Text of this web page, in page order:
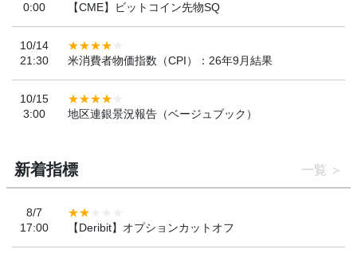
0:00
【CME】ビットコイン先物SQ
10/14
21:30
米消費者物価指数（CPI）：26年9月結果
10/15
3:00
地区連銀景況報告（ベージュブック）
新着指標 一覧
8/7
17:00
【Deribit】オプションカットオフ